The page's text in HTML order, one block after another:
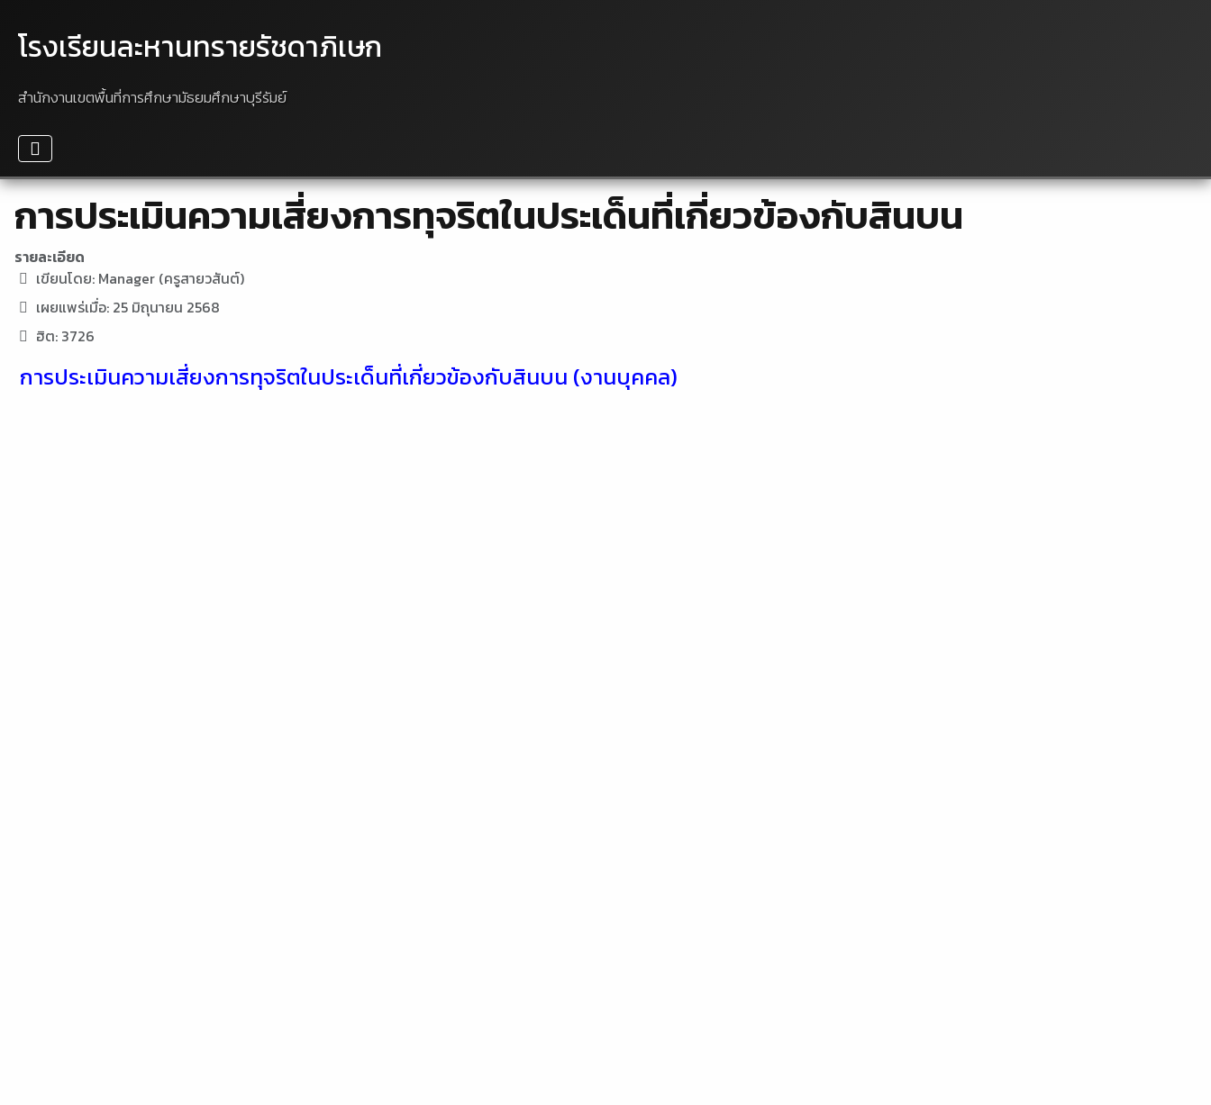
โรงเรียนละหานทรายรัชดาภิเษก
สำนักงานเขตพื้นที่การศึกษามัธยมศึกษาบุรีรัมย์
การประเมินความเสี่ยงการทุจริตในประเด็นที่เกี่ยวข้องกับสินบน
รายละเอียด
เขียนโดย: Manager (ครูสายวสันต์)
เผยแพร่เมื่อ: 25 มิถุนายน 2568
ฮิต: 3726
การประเมินความเสี่ยงการทุจริตในประเด็นที่เกี่ยวข้องกับสินบน (งานบุคคล)